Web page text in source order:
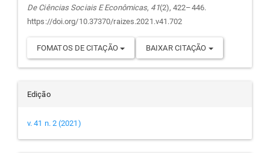
De Ciências Sociais E Econômicas, 41(2), 422–446.
https://doi.org/10.37370/raizes.2021.v41.702
FOMATOS DE CITAÇÃO BAIXAR CITAÇÃO
Edição
v. 41 n. 2 (2021)